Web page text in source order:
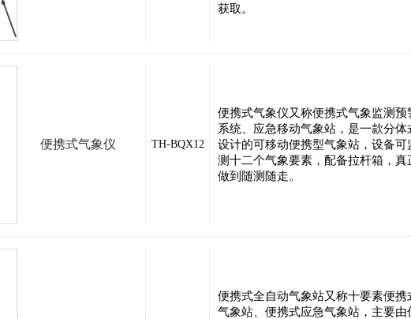
获取。
便携式气象仪 TH-BQX12
便携式气象仪又称便携式气象监测预
系统、应急移动气象站，是一款分体
设计的可移动便携型气象站，设备可
测十二个气象要素，配备拉杆箱，真
做到随测随走。
便携式全自动气象站又称十要素便携
气象站、便携式应急气象站，主要由